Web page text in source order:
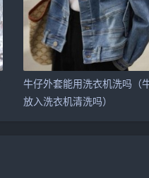
牛仔外套能用洗衣机洗吗（
放入洗衣机清洗吗）